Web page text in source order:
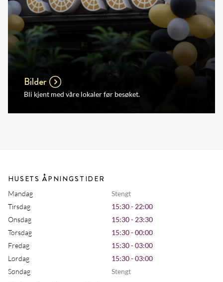
Bilder
Bli kjent med våre lokaler før besøket.
HUSETS ÅPNINGSTIDER
Mandag
Stengt
Tirsdag
15:30 - 22:00
Onsdag
15:30 - 23:30
Torsdag
15:30 - 00:00
Fredag
15:30 - 03:00
Lørdag
15:30 - 03:00
Søndag
Stengt